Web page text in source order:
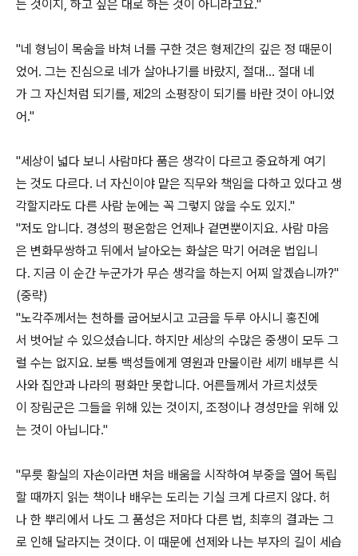
는 것이지, 하고 싶은 대로 하는 것이 아니라고요."
"네 형님이 목숨을 바쳐 너를 구한 것은 형제간의 깊은 정 때문이
었어. 그는 진심으로 네가 살아나기를 바랐지, 절대... 절대 네
가 그 자신처럼 되기를, 제2의 소평장이 되기를 바란 것이 아니었
어."
"세상이 넓다 보니 사람마다 품은 생각이 다르고 중요하게 여기
는 것도 다르다. 너 자신이야 맡은 직무와 책임을 다하고 있다고 생
각할지라도 다른 사람 눈에는 꼭 그렇지 않을 수도 있지."
"저도 압니다. 경성의 평온함은 언제나 겉면뿐이지요. 사람 마음
은 변화무쌍하고 뒤에서 날아오는 화살은 막기 어려운 법입니
다. 지금 이 순간 누군가가 무슨 생각을 하는지 어찌 알겠습니까?"
(중략)
"노각주께서는 천하를 굽어보시고 고금을 두루 아시니 홍진에
서 벗어날 수 있으셨습니다. 하지만 세상의 수많은 중생이 모두 그
럴 수는 없지요. 보통 백성들에게 영원과 만물이란 세끼 배부른 식
사와 집안과 나라의 평화만 못합니다. 어른들께서 가르치셨듯
이 장림군은 그들을 위해 있는 것이지, 조정이나 경성만을 위해 있
는 것이 아닙니다."
"무릇 황실의 자손이라면 처음 배움을 시작하여 부중을 열어 독립
할 때까지 읽는 책이나 배우는 도리는 기실 크게 다르지 않다. 허
나 한 뿌리에서 나도 그 품성은 저마다 다른 법, 최후의 결과는 그
로 인해 달라지는 것이다. 이 때문에 선제와 나는 부자의 길이 세습